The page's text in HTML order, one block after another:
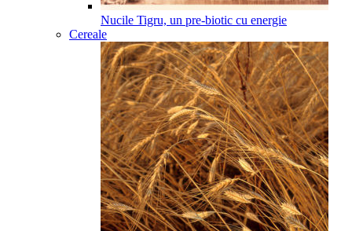
Nucile Tigru, un pre-biotic cu energie
Cereale